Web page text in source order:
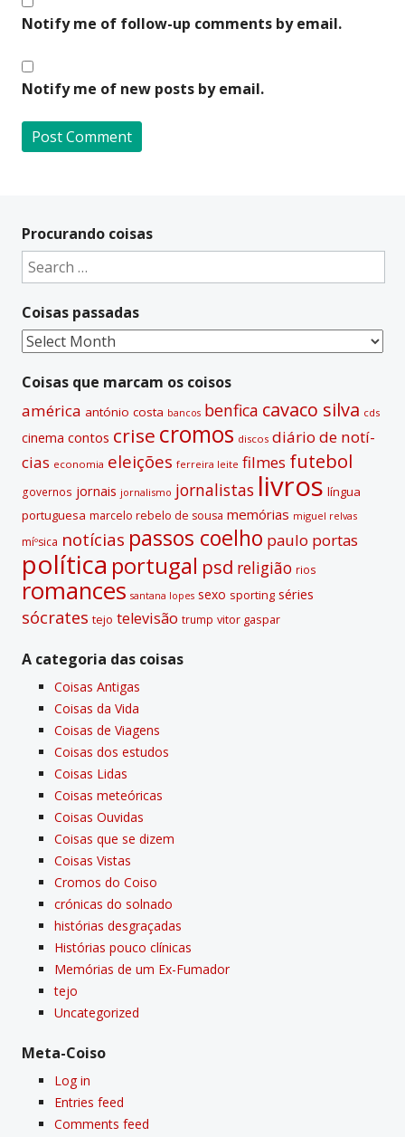
Notify me of follow-up comments by email.
Notify me of new posts by email.
t
e
a
t
i
v
Procurando coisas
Search
for:
Coisas passadas
Coisas
Coisas que marcam os coisos
américa antónio costa bancos benfica cavaco silva cds
cinema contos crise cromos discos diário de notí­
cias economia eleições ferreira leite filmes futebol
governos jornais jornalismo jornalistas livros lí­ngua
portuguesa marcelo rebelo de sousa memórias miguel relvas
míºsica notí­cias passos coelho paulo portas
polí­tica portugal psd religião rios
romances santana lopes sexo sporting séries
sócrates tejo televisão trump vitor gaspar
A categoria das coisas
Coisas Antigas
Coisas da Vida
Coisas de Viagens
Coisas dos estudos
Coisas Lidas
Coisas meteóricas
Coisas Ouvidas
Coisas que se dizem
Coisas Vistas
Cromos do Coiso
crónicas do solnado
histórias desgraçadas
Histórias pouco clí­nicas
Memórias de um Ex-Fumador
tejo
Uncategorized
Meta-Coiso
Log in
Entries feed
Comments feed